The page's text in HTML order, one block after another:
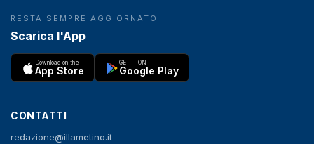
RESTA SEMPRE AGGIORNATO
Scarica l'App
Download on the
App Store
GET IT ON
Google Play
CONTATTI
redazione@illametino.it